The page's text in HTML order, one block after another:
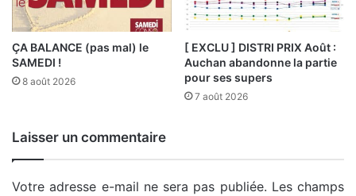
ÇA BALANCE (pas mal) le
SAMEDI !
8 août 2026
[ EXCLU ] DISTRI PRIX Août :
Auchan abandonne la partie
pour ses supers
7 août 2026
Laisser un commentaire
Votre adresse e-mail ne sera pas publiée. Les champs